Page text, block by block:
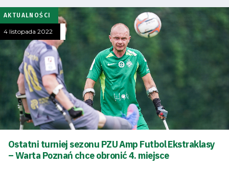
Klub
Tabela
terminarz
Bilety
Kontakt
AKTUALNOŚCI
4 listopada 2022
Ostatni turniej sezonu PZU Amp Futbol Ekstraklasy
– Warta Poznań chce obronić 4. miejsce